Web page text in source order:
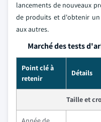
lancements de nouveaux
de produits et d'obtenir
aux autres.
Marché des tests
Point clé à
retenir
Détails
Taille et